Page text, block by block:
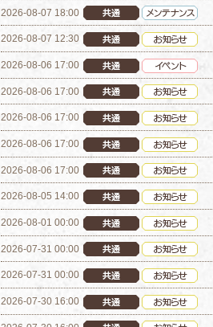
2026-08-07 18:00
2026-08-07 12:30
2026-08-06 17:00
2026-08-06 17:00
2026-08-06 17:00
2026-08-06 17:00
2026-08-06 17:00
2026-08-05 14:00
2026-08-01 00:00
2026-07-31 00:00
2026-07-31 00:00
2026-07-30 16:00